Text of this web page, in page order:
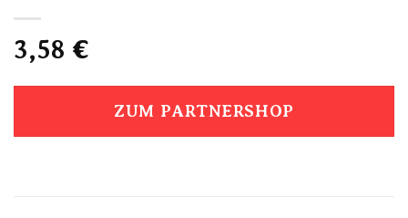
3,58 €
ZUM PARTNERSHOP